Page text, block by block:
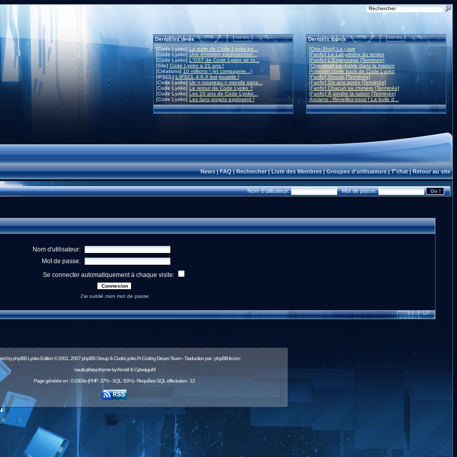
Dernières news
[Code Lyoko] La suite de Code Lyoko en...
[Code Lyoko]Une émission exceptionnel...
[Code Lyoko] L'OST de Code Lyoko se ra...
[Site] Code Lyoko a 21 ans !
[Créations] 10 millions ! (et compagnie...)
[IFSCL]L'IFSCL 4.6.X est jouable !
[Code Lyoko] Un « nouveau » monde sans...
[Code Lyoko] Le retour de Code Lyoko ?
[Code Lyoko] Les 20 ans de Code Lyoko...
[Code Lyoko] Les fans projets explosent !
Derniers topics
[One-Shot] La cave
[Fanfic] Le Labyrinthe du temps
[Fanfic] L'Engrenage [Terminée]
[One-shot] Le diable dans la maison
Potentiel come back de Code Lyoko
[Fanfic] Gnosis [Terminée]
[Fanfic] Dix ans après [Terminée]
[Fanfic] Chacun sa chimère [Terminée]
[Fanfic] À perdre la raison [Terminée]
Anciens : Réveillez-vous ! La bulle d...
News|FAQ|Rechercher|Liste des Membres|Groupes d'utilisateurs|T'chat|Retour au site
Nom d'utilisateur: Mot de passe:
Nom d'utilisateur:
Mot de passe:
Se connecter automatiquement à chaque visite:
J'ai oublié mon mot de passe
byphpBBLyoko Edition © 2001, 2007 phpBB Group & CodeLyoko.Fr Coding Dream Team - Traduction par :phpBB-fr.com
nauticalArea theme by Arnold & CyberjujuM
Page générée en : 0.0304s (PHP: 37% - SQL: 63%) - Requêtes SQL effectuées : 12